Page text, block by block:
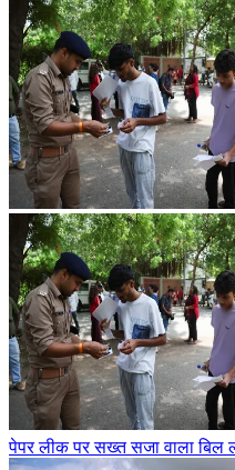
पेपर लीक पर सख्त सजा वाला बिल